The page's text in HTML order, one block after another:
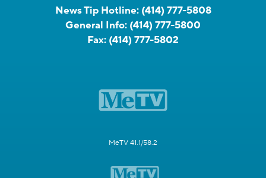
News Tip Hotline: (414) 777-5808
General Info: (414) 777-5800
Fax: (414) 777-5802
MeTV 41.1/58.2